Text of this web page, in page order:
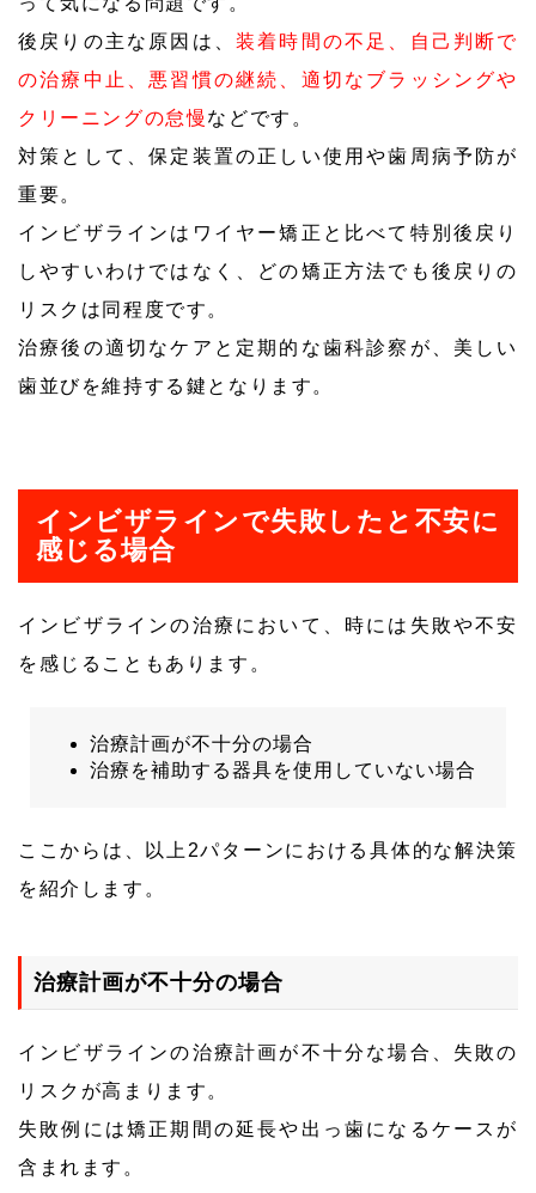
後戻りの主な原因は、 装着時間の不足、自己判断で
の治療中止、悪習慣の継続、適切なブラッシングや
クリーニングの怠慢 などです。
対策として、保定装置の正しい使用や歯周病予防が
重要。
インビザラインはワイヤー矯正と比べて特別後戻り
しやすいわけではなく、どの矯正方法でも後戻りの
リスクは同程度です。
治療後の適切なケアと定期的な歯科診察が、美しい
歯並びを維持する鍵となります。
インビザラインで失敗したと不安に
感じる場合
インビザラインの治療において、時には失敗や不安
を感じることもあります。
治療計画が不十分の場合
治療を補助する器具を使用していない場合
ここからは、以上2パターンにおける具体的な解決策
を紹介します。
治療計画が不十分の場合
インビザラインの治療計画が不十分な場合、失敗の
リスクが高まります。
失敗例には矯正期間の延長や出っ歯になるケースが
含まれます。